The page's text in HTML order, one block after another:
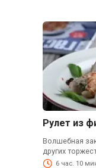
Рулет из
Волшебная
других
6 час. 10